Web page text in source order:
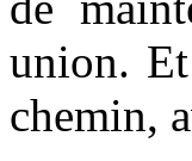
union.
chemin,